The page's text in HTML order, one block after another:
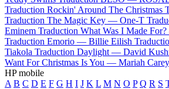
Traduction Rockin' Around The Christmas
Traduction The Magic Key — One-T
Eminem Traduction What Was I Made
Traduction Emorio — Billie Eilish
Tiakola Traduction Daylight — David
Want For Christmas Is You — Mariah Carey
HP mobile
A B C D E F G H I J K L M N O P Q R S